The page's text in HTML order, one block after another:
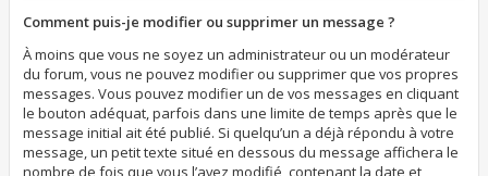
Comment puis-je modifier ou supprimer un message ?
À moins que vous ne soyez un administrateur ou un modérateur
du forum, vous ne pouvez modifier ou supprimer que vos propres
messages. Vous pouvez modifier un de vos messages en cliquant
le bouton adéquat, parfois dans une limite de temps après que le
message initial ait été publié. Si quelqu’un a déjà répondu à votre
message, un petit texte situé en dessous du message affichera le
nombre de fois que vous l’avez modifié, contenant la date et